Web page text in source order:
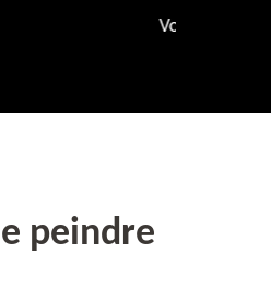
peindre